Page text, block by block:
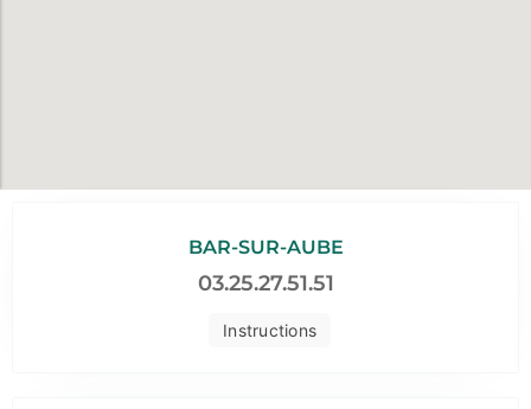
Instructions
BAR-SUR-AUBE
03.25.27.51.51